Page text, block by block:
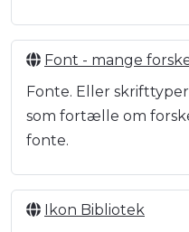
Font - mange
Fonte. Eller
som fortælle om
fonte.
Ikon Bibliotek